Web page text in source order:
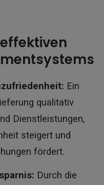
Ein
qualitativ
Dienstleistungen,
steigert und
fördert.
Durch die